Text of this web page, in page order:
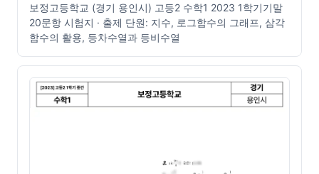
보정고등학교 (경기 용인시) 고등2 수학1 2023 1학기기말
20문항 시험지 · 출제 단원: 지수, 로그함수의 그래프, 삼각
함수의 활용, 등차수열과 등비수열